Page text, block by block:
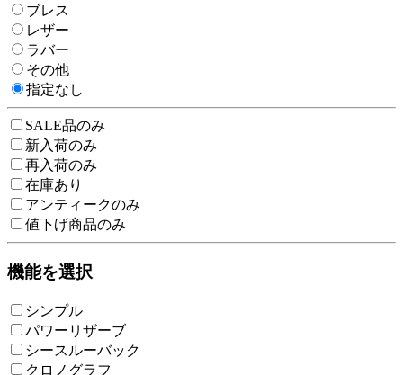
ブレス
レザー
ラバー
その他
指定なし
SALE品のみ
新入荷のみ
再入荷のみ
在庫あり
アンティークのみ
値下げ商品のみ
機能を選択
シンプル
パワーリザーブ
シースルーバック
クロノグラフ